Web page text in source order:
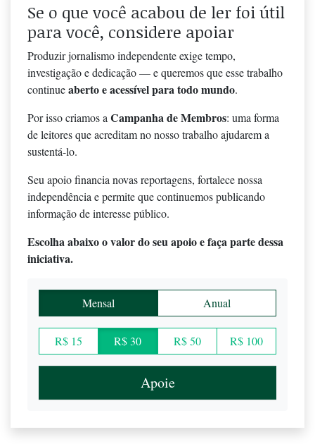
Se o que você acabou de ler foi útil
para você, considere apoiar
Produzir jornalismo independente exige tempo,
investigação e dedicação — e queremos que esse trabalho
continueaberto e acessível para todo mundo.
Por isso criamos a Campanha de Membros: uma forma
de leitores que acreditam no nosso trabalho ajudarem a
sustentá-lo.
Seu apoio financia novas reportagens, fortalece nossa
independência e permite que continuemos publicando
informação de interesse público.
Escolha abaixo o valor do seu apoio e faça parte dessa
iniciativa.
Mensal Anual
R$ 15 R$ 30 R$ 50 R$ 100
Apoie